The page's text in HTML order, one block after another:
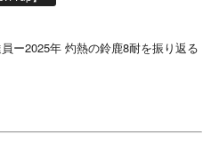
ー2025年 灼熱の鈴鹿8耐を振り返る